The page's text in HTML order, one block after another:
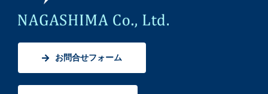
お問合せフォーム